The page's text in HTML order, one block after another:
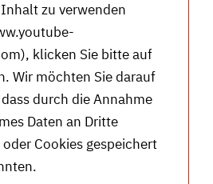
zu verwenden
), klicken Sie bitte auf
Wir möchten Sie darauf
durch die Annahme
Daten an Dritte
Cookies gespeichert